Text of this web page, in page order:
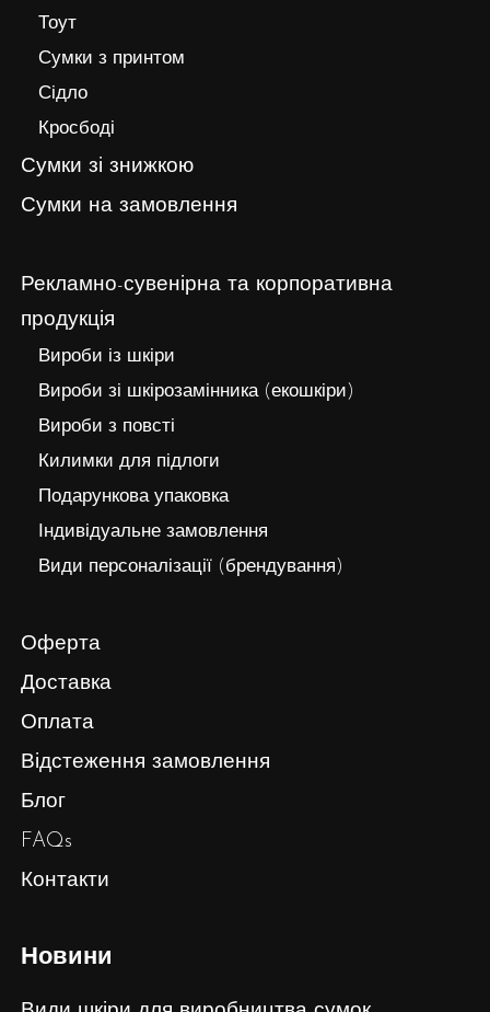
Тоут
Сумки з принтом
Сідло
Кросбоді
Сумки зі знижкою
Сумки на замовлення
Рекламно-сувенірна та корпоративна
продукція
Вироби із шкіри
Вироби зі шкірозамінника (екошкіри)
Вироби з повсті
Килимки для підлоги
Подарункова упаковка
Індивідуальне замовлення
Види персоналізації (брендування)
Оферта
Доставка
Оплата
Відстеження замовлення
Блог
FAQs
Контакти
Новини